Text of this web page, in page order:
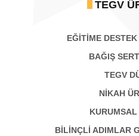
TEGV
EĞİTİME
BAĞIŞ
TEGV
NİKAH
BILINÇLI ADIMLAR